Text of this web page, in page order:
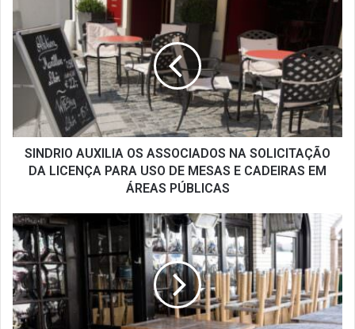
OS
ASSOCIADOS
NA
SOLICITAÇÃO
LICENÇA
PARA
USO
CADEIRAS
EM
ÁREAS
PÚBLICAS
SINDRIO AUXILIA OS ASSOCIADOS NA SOLICITAÇÃO
DA LICENÇA PARA USO DE MESAS E CADEIRAS EM
ÁREAS PÚBLICAS
DECRETO
DA
PREFEITURA
AUMENTA
RESTRIÇÕES
PARA
BARES